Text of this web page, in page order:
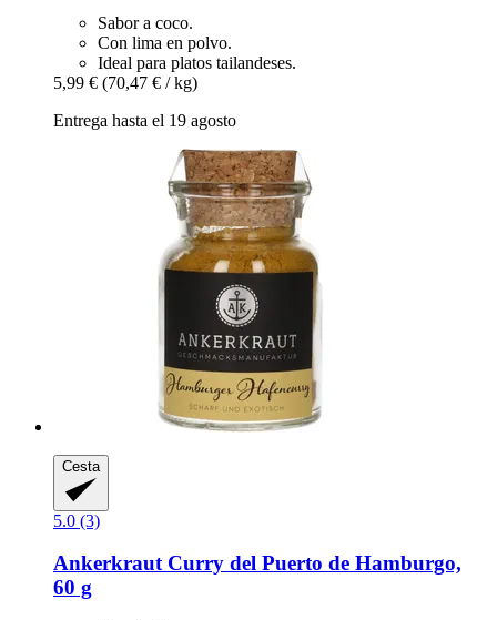
Sabor a coco.
Con lima en polvo.
Ideal para platos tailandeses.
5,99 € (70,47 € / kg)
Entrega hasta el 19 agosto
Cesta
5.0 (3)
AnkerkrautCurry del Puerto de Hamburgo,
60 g